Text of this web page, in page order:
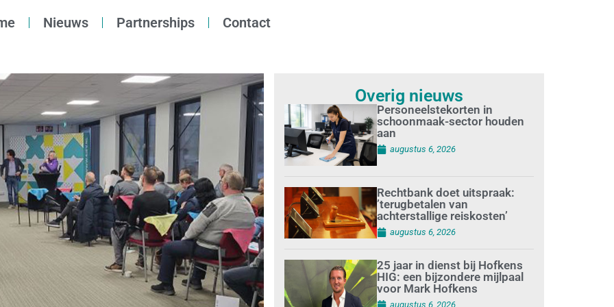
Nieuws Partnerships Contact
Overig nieuws
Personeelstekorten in
schoonmaak-sector houden
aan
augustus 6, 2026
Rechtbank doet uitspraak:
’terugbetalen van
achterstallige reiskosten’
augustus 6, 2026
25 jaar in dienst bij Hofkens
HIG: een bijzondere mijlpaal
voor Mark Hofkens
augustus 6, 2026